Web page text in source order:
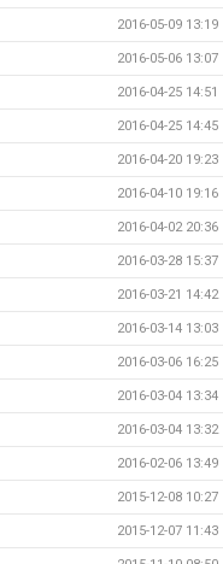
2016-05-09 13:19
2016-05-06 13:07
2016-04-25 14:51
2016-04-25 14:45
2016-04-20 19:23
2016-04-10 19:16
2016-04-02 20:36
2016-03-28 15:37
2016-03-21 14:42
2016-03-14 13:03
2016-03-06 16:25
2016-03-04 13:34
2016-03-04 13:32
2016-02-06 13:49
2015-12-08 10:27
2015-12-07 11:43